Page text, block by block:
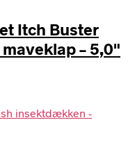
Itch Buster
– 5,0"